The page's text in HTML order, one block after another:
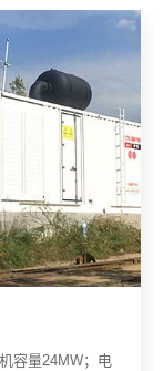
容量24MW；电